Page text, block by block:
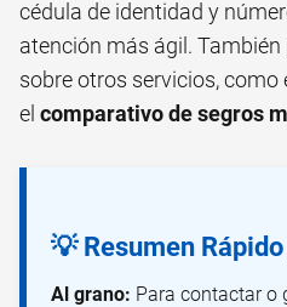
cédula de identidad y
atención más ágil.
sobre otros servicios, como
el comparativo de segros
💡 Resumen
Al grano: Para contactar o